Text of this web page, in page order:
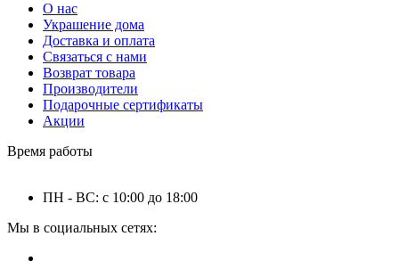
О нас
Украшение дома
Доставка и оплата
Связаться с нами
Возврат товара
Производители
Подарочные сертификаты
Акции
Время работы
ПН - ВС: с 10:00 до 18:00
Мы в социальных сетях: